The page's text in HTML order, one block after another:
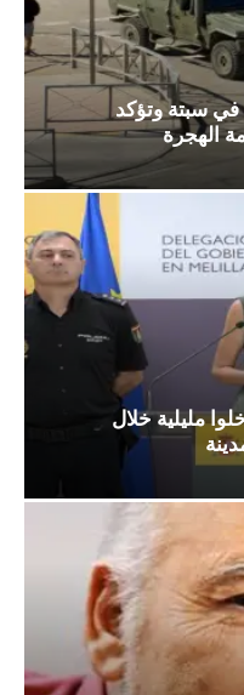
في سبتة وتؤكد
الهجرة
مهاجر دخلوا مليلية خلال